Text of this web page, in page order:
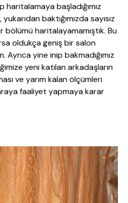
başladığımız
baktığımızda sayısız
bölümü haritalayamamıştık. Bu
oldukça geniş bir salon
Ayrıca yine inip bakmadığımız
yeni katılan arkadaşların
ve yarım kalan ölçümleri
faaliyet yapmaya karar